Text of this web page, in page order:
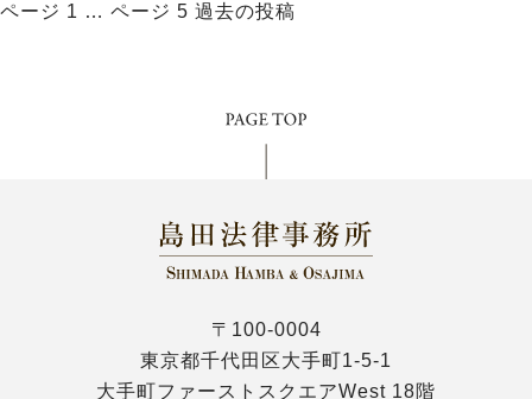
ページ 1 … ページ 5 過去の投稿
〒100-0004
東京都千代田区大手町1-5-1
大手町ファーストスクエアWest 18階